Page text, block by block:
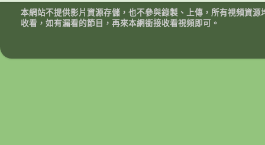
本網站不提供影片資源存儲，也不參與錄製、上傳，所有視頻資
收看，如有漏看的節目，再來本網銜接收看視頻即可。